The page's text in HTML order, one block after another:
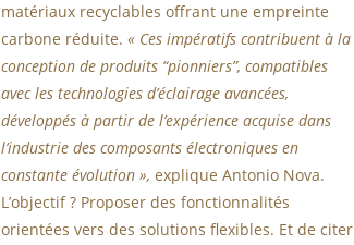
matériaux recyclables offrant une empreinte
carbone réduite.« Ces impératifs contribuent à la
conception de produits “pionniers”, compatibles
avec les technologies d’éclairage avancées,
développés à partir de l’expérience acquise dans
l’industrie des composants électroniques en
constante évolution »,explique Antonio Nova.
L’objectif ? Proposer des fonctionnalités
orientées vers des solutions flexibles. Et de citer